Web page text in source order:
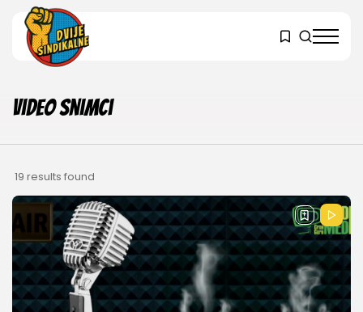
Video snimci
19 results found